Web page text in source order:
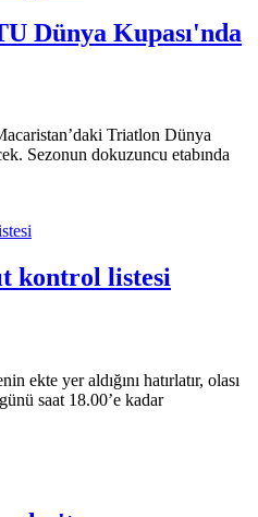
Dünya Kupası'nda
Triatlon Dünya
Sezonun dokuzuncu etabında
kontrol listesi
ekte yer aldığını hatırlatır, olası
saat 18.00’e kadar